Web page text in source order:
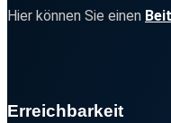
Hier können Sie einen
Erreichbarkeit